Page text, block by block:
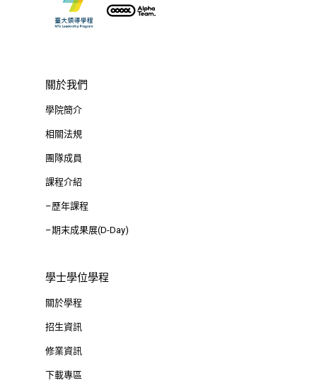
關於我們
學院簡介
相關法規
團隊成員
課程介紹
–歷年課程
–期末成果展(D-Day)
學士學位學程
關於學程
招生資訊
修業資訊
下載專區